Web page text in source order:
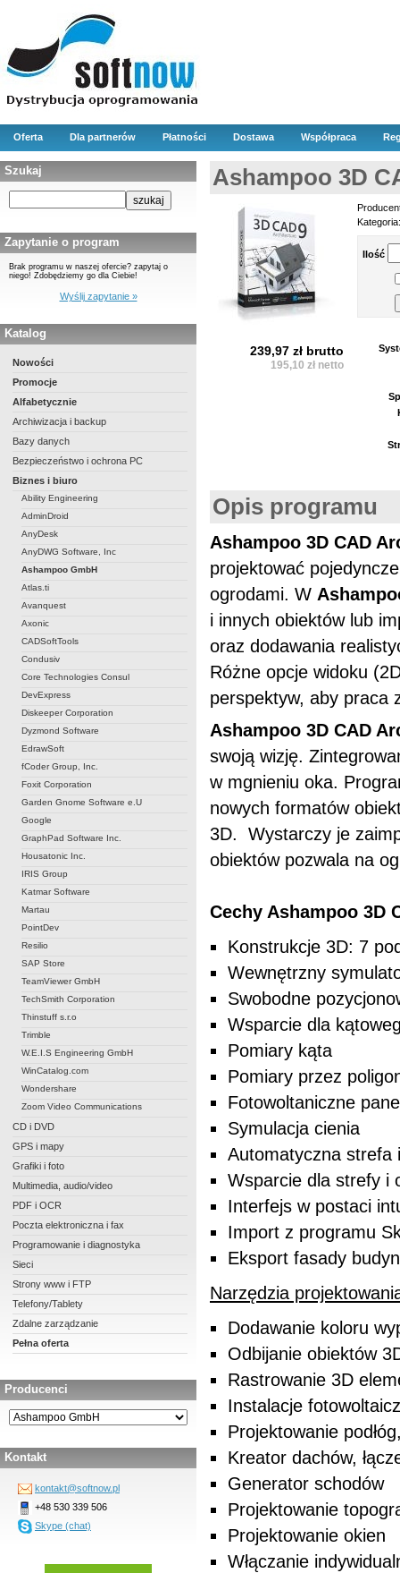
Oferta Dla partnerów Płatności Dostawa Współpraca
Szukaj
Zapytanie o program
Brak programu w naszej ofercie? zapytaj o
niego! Zdobędziemy go dla Ciebie!
Wyślij zapytanie »
Katalog
Nowości
Promocje
Alfabetycznie
Archiwizacja i backup
Bazy danych
Bezpieczeństwo i ochrona PC
Biznes i biuro
Ability Engineering
AdminDroid
AnyDesk
AnyDWG Software, Inc
Ashampoo GmbH
Atlas.ti
Avanquest
Axonic
CADSoftTools
Condusiv
Core Technologies Consul
DevExpress
Diskeeper Corporation
Dyzmond Software
EdrawSoft
fCoder Group, Inc.
Foxit Corporation
Garden Gnome Software e.U
Google
GraphPad Software Inc.
Housatonic Inc.
IRIS Group
Katmar Software
Martau
PointDev
Resilio
SAP Store
TeamViewer GmbH
TechSmith Corporation
Thinstuff s.r.o
Trimble
W.E.I.S Engineering GmbH
WinCatalog.com
Wondershare
Zoom Video Communications
CD i DVD
GPS i mapy
Grafiki i foto
Multimedia, audio/video
PDF i OCR
Poczta elektroniczna i fax
Programowanie i diagnostyka
Sieci
Strony www i FTP
Telefony/Tablety
Zdalne zarządzanie
Pełna oferta
Producenci
Kontakt
kontakt@softnow.pl
+48 530 339 506
Skype (chat)
Ashampoo 3D
Ilość
239,97 zł brutto
195,10 zł netto
Opis programu
Ashampoo 3D CAD
projektować
ogrodami. W
i innych obiektów lub
oraz dodawania
Różne opcje widoku
perspektyw, aby praca
Ashampoo 3D CAD
swoją wizję.
w mgnieniu oka.
nowych formatów
3D. Wystarczy je
obiektów pozwala na
Cechy Ashampoo 3D
Konstrukcje 3D: 7
Wewnętrzny
Swobodne
Wsparcie dla
Pomiary kąta
Pomiary przez
Fotowoltaniczne
Symulacja cienia
Automatyczna strefa
Wsparcie dla strefy i
Interfejs w postaci
Import z programu
Eksport fasady
Narzędzia
Dodawanie koloru
Odbijanie obiektów
Rastrowanie 3D
Instalacje
Projektowanie
Kreator dachów,
Generator schodów
Projektowanie
Projektowanie okien
Włączanie